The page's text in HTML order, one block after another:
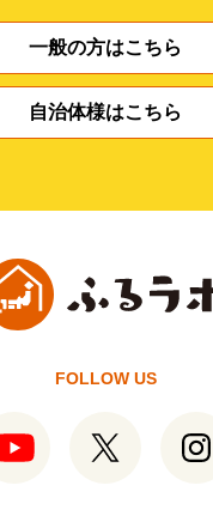
一般の方はこちら
自治体様はこちら
FOLLOW US